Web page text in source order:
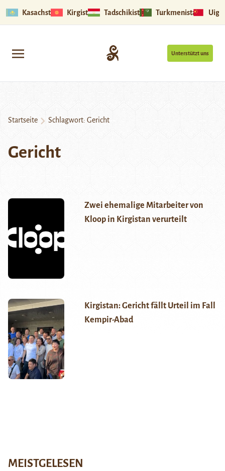
Kasachstan Kirgistan Tadschikistan Turkmenistan
Unterstützt uns
Startseite Schlagwort: Gericht
Gericht
Zwei ehemalige Mitarbeiter von
Kloop in Kirgistan verurteilt
Kirgistan: Gericht fällt Urteil im Fall
Kempir-Abad
MEISTGELESEN